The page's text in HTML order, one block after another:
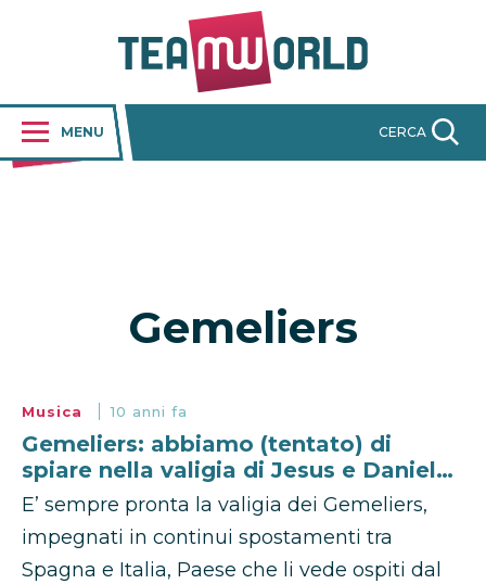
MENU CERCA
Gemeliers
Musica 10 anni fa
Gemeliers: abbiamo (tentato) di
spiare nella valigia di Jesus e Daniel…
E’ sempre pronta la valigia dei Gemeliers,
impegnati in continui spostamenti tra
Spagna e Italia, Paese che li vede ospiti dal